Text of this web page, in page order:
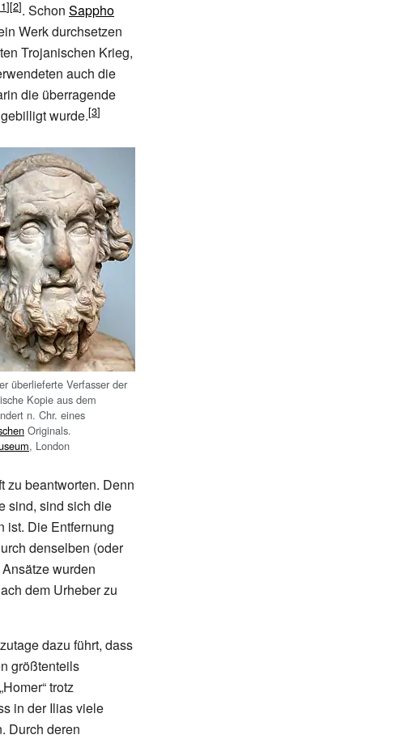
. Schon Sappho
Werk durchsetzen
Trojanischen Krieg,
auch die
die überragende
wurde.
überlieferte Verfasser der
Kopie aus dem
n. Chr. eines
Originals.
, London
zu beantworten. Denn
sind, sind sich die
ist. Die Entfernung
denselben (oder
wurden
dem Urheber zu
dazu führt, dass
größtenteils
trotz
in der Ilias viele
Durch deren